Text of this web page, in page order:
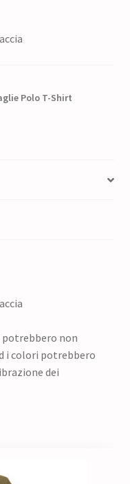
Polo T-Shirt
non
i colori potrebbero
dei